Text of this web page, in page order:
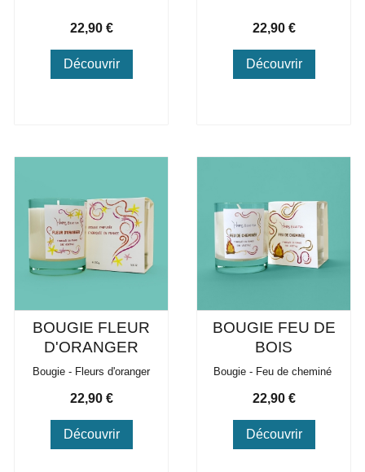
Prix
22,90 €
Découvrir
Prix
22,90 €
Découvrir
BOUGIE FLEUR
D'ORANGER
Bougie - Fleurs d'oranger
Prix
22,90 €
Découvrir
BOUGIE FEU DE
BOIS
Bougie - Feu de cheminé
Prix
22,90 €
Découvrir